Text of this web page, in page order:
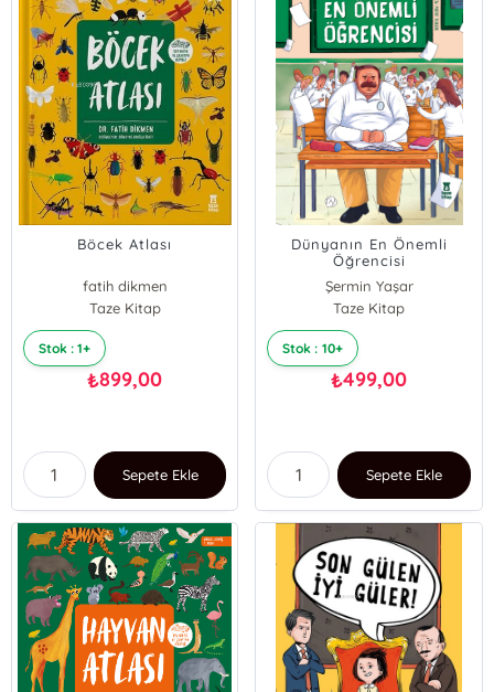
Böcek Atlası
fatih dikmen
Taze Kitap
Stok : 1+
₺899,00
Sepete Ekle
Dünyanın En Önemli
Öğrencisi
Şermin Yaşar
Taze Kitap
Stok : 10+
₺499,00
Sepete Ekle